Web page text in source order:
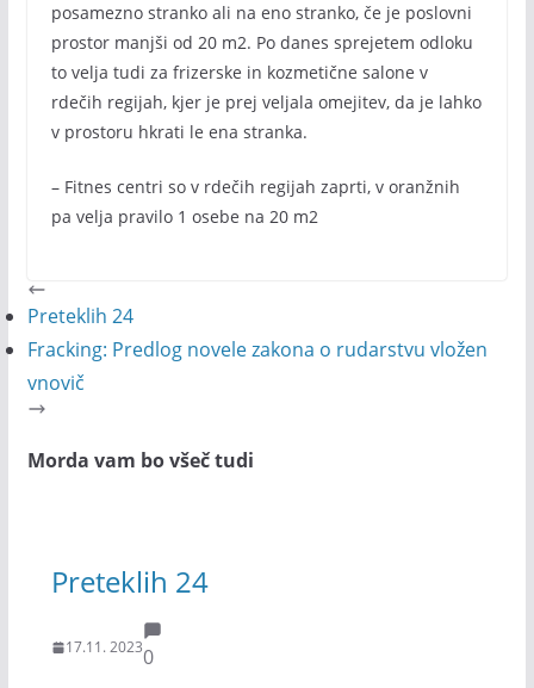
posamezno stranko ali na eno stranko, če je poslovni
prostor manjši od 20 m2. Po danes sprejetem odloku
to velja tudi za frizerske in kozmetične salone v
rdečih regijah, kjer je prej veljala omejitev, da je lahko
v prostoru hkrati le ena stranka.
– Fitnes centri so v rdečih regijah zaprti, v oranžnih
pa velja pravilo 1 osebe na 20 m2
Preteklih 24
Fracking: Predlog novele zakona o rudarstvu vložen
vnovič
Morda vam bo všeč tudi
Preteklih 24
17.11. 20230